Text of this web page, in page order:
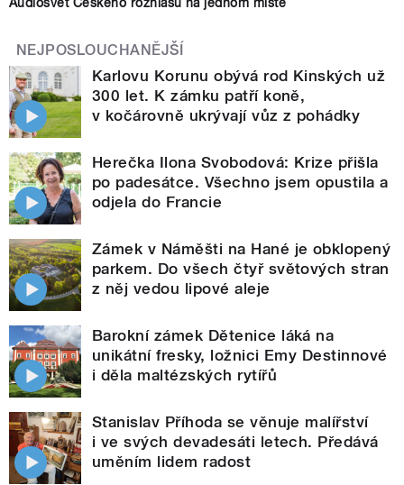
NEJPOSLOUCHANĚJŠÍ
Karlovu Korunu obývá rod Kinských už
300 let. K zámku patří koně,
v kočárovně ukrývají vůz z pohádky
Herečka Ilona Svobodová: Krize přišla
po padesátce. Všechno jsem opustila a
odjela do Francie
Zámek v Náměšti na Hané je obklopený
parkem. Do všech čtyř světových stran
z něj vedou lipové aleje
Barokní zámek Dětenice láká na
unikátní fresky, ložnici Emy Destinnové
i děla maltézských rytířů
Stanislav Příhoda se věnuje malířství
i ve svých devadesáti letech. Předává
uměním lidem radost